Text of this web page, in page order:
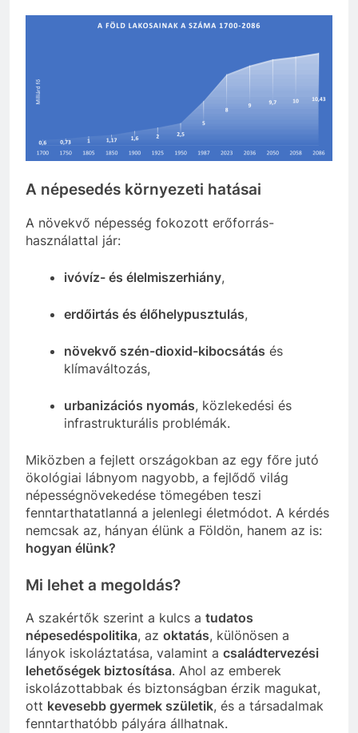
A népesedés környezeti hatásai
A növekvő népesség fokozott erőforrás-
használattal jár:
ivóvíz- és élelmiszerhiány,
erdőirtás és élőhelypusztulás,
növekvő szén-dioxid-kibocsátás és
klímaváltozás,
urbanizációs nyomás, közlekedési és
infrastrukturális problémák.
Miközben a fejlett országokban az egy főre jutó
ökológiai lábnyom nagyobb, a fejlődő világ
népességnövekedése tömegében teszi
fenntarthatatlanná a jelenlegi életmódot. A kérdés
nemcsak az, hányan élünk a Földön, hanem az is:
hogyan élünk?
Mi lehet a megoldás?
A szakértők szerint a kulcs a tudatos
népesedéspolitika, az oktatás, különösen a
lányok iskoláztatása, valamint a családtervezési
lehetőségek biztosítása. Ahol az emberek
iskolázottabbak és biztonságban érzik magukat,
ott kevesebb gyermek születik, és a társadalmak
fenntarthatóbb pályára állhatnak.